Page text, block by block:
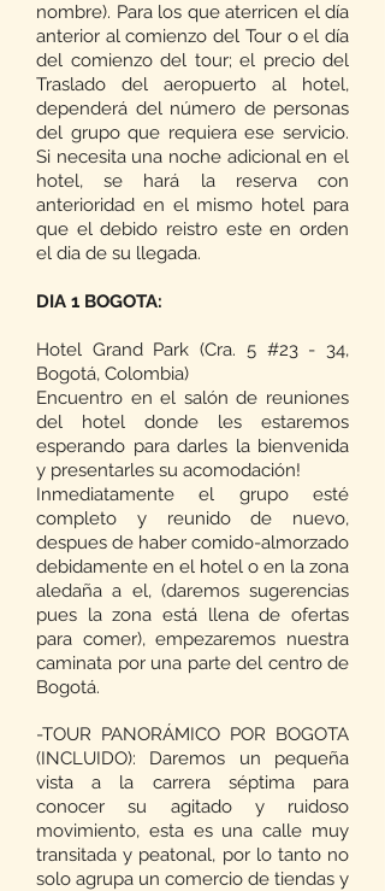
nombre). Para los que aterricen el día
anterior al comienzo del Tour o el día
del comienzo del tour; el precio del
Traslado del aeropuerto al hotel,
dependerá del número de personas
del grupo que requiera ese servicio.
Si necesita una noche adicional en el
hotel, se hará la reserva con
anterioridad en el mismo hotel para
que el debido reistro este en orden
el dia de su llegada.
DIA 1 BOGOTA:
Hotel Grand Park (Cra. 5 #23 - 34,
Bogotá, Colombia)
Encuentro en el salón de reuniones
del hotel donde les estaremos
esperando para darles la bienvenida
y presentarles su acomodación!
Inmediatamente el grupo esté
completo y reunido de nuevo,
despues de haber comido-almorzado
debidamente en el hotel o en la zona
aledaña a el, (daremos sugerencias
pues la zona está llena de ofertas
para comer), empezaremos nuestra
caminata por una parte del centro de
Bogotá.
-TOUR PANORÁMICO POR BOGOTA
(INCLUIDO): Daremos un pequeña
vista a la carrera séptima para
conocer su agitado y ruidoso
movimiento, esta es una calle muy
transitada y peatonal, por lo tanto no
solo agrupa un comercio de tiendas y